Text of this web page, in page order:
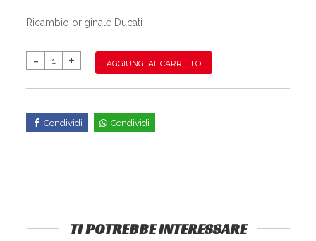
Ricambio originale Ducati
AGGIUNGI AL CARRELLO
Condividi Condividi
TI POTREBBE INTERESSARE